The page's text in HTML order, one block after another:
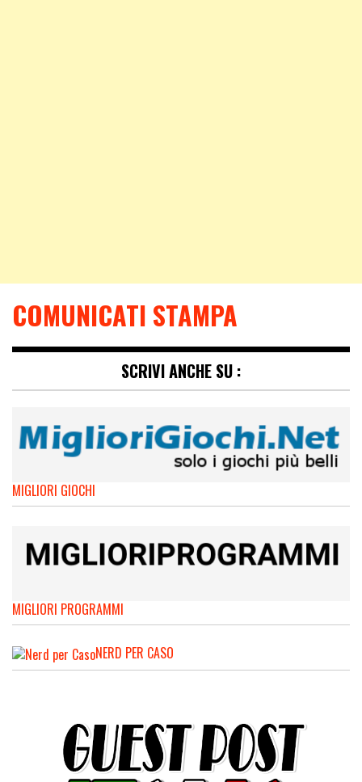
COMUNICATI STAMPA
SCRIVI ANCHE SU :
MIGLIORI GIOCHI
MIGLIORI PROGRAMMI
NERD PER CASO